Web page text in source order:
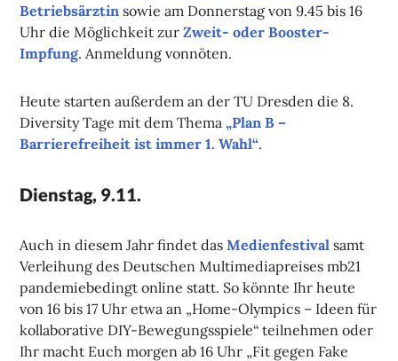
Betriebsärztin sowie am Donnerstag von 9.45 bis 16
Uhr die Möglichkeit zurZweit- oder Booster-
Impfung. Anmeldung vonnöten.
Heute starten außerdem an der TU Dresden die 8.
Diversity Tage mit dem Thema„Plan B –
Barrierefreiheit ist immer 1. Wahl“.
Dienstag, 9.11.
Auch in diesem Jahr findet dasMedienfestival samt
Verleihung des Deutschen Multimediapreises mb21
pandemiebedingt online statt. So könnte Ihr heute
von 16 bis 17 Uhr etwa an „Home-Olympics – Ideen für
kollaborative DIY-Bewegungsspiele“ teilnehmen oder
Ihr macht Euch morgen ab 16 Uhr „Fit gegen Fake